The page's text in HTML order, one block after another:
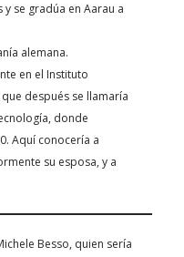
y se gradúa en Aarau a
alemana.
en el Instituto
después se llamaría
donde
Aquí conocería a
su esposa, y a
Besso, quien sería